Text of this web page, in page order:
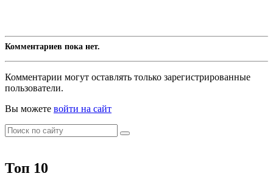
Комментариев пока нет.
Комментарии могут оставлять только зарегистрированные
пользователи.
Вы можете войти на сайт
Топ 10